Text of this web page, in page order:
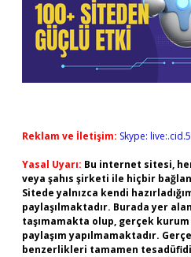
Reklam ve İletişim: Skype:
Yasal Uyarı: Bu internet sitesi,
veya şahıs şirketi ile hiçbir
Sitede yalnızca kendi
paylaşılmaktadır. Burada yer
taşımamakta olup, gerçek
paylaşım yapılmamaktadır.
benzerlikleri tamamen